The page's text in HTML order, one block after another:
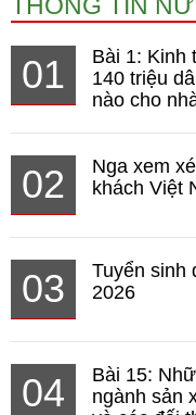
THÔNG TIN
01
Bài 1: Kinh
140 triệu
nào cho
02
Nga xem
khách Việt
03
Tuyển sinh
2026
04
Bài 15:
ngành sản